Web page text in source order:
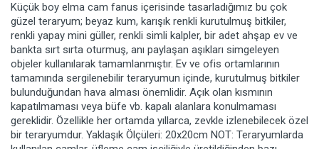
Küçük boy elma cam fanus içerisinde tasarladığımız bu çok
güzel teraryum; beyaz kum, karışık renkli kurutulmuş bitkiler,
renkli yapay mini güller, renkli simli kalpler, bir adet ahşap ev ve
bankta sırt sırta oturmuş, anı paylaşan aşıkları simgeleyen
objeler kullanılarak tamamlanmıştır. Ev ve ofis ortamlarının
tamamında sergilenebilir teraryumun içinde, kurutulmuş bitkiler
bulunduğundan hava alması önemlidir. Açık olan kısmının
kapatılmaması veya büfe vb. kapalı alanlara konulmaması
gereklidir. Özellikle her ortamda yıllarca, zevkle izlenebilecek özel
bir teraryumdur. Yaklaşık Ölçüleri: 20x20cm NOT: Teraryumlarda